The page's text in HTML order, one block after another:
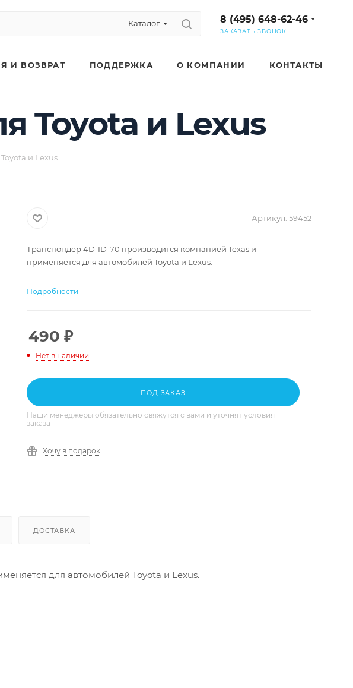
Каталог 8 (495) 648-62-46
ЗАКАЗАТЬ ЗВОНОК
И ВОЗВРАТ ПОДДЕРЖКА О КОМПАНИИ КОНТАКТЫ
Toyota и Lexus
и Lexus
Артикул: 59452
Транспондер 4D-ID-70 производится компанией Texas и
применяется для автомобилей Toyota и Lexus.
Подробности
490 ₽
Нет в наличии
ПОД ЗАКАЗ
Наши менеджеры обязательно свяжутся с вами и уточнят условия
заказа
Хочу в подарок
ДОСТАВКА
для автомобилей Toyota и Lexus.